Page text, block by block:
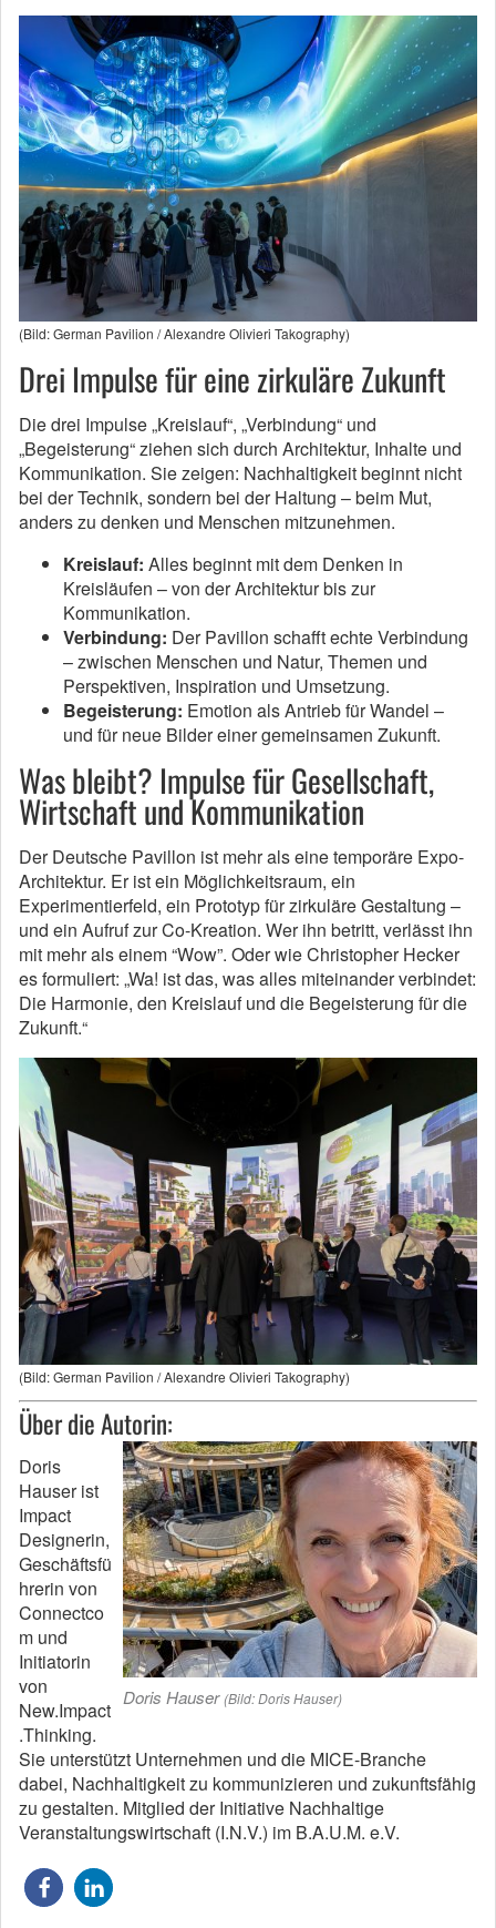
(Bild: German Pavilion / Alexandre Olivieri Takography)
Drei Impulse für eine zirkuläre Zukunft
Die drei Impulse „Kreislauf“, „Verbindung“ und
„Begeisterung“ ziehen sich durch Architektur, Inhalte und
Kommunikation. Sie zeigen: Nachhaltigkeit beginnt nicht
bei der Technik, sondern bei der Haltung – beim Mut,
anders zu denken und Menschen mitzunehmen.
Kreislauf: Alles beginnt mit dem Denken in
Kreisläufen – von der Architektur bis zur
Kommunikation.
Verbindung: Der Pavillon schafft echte Verbindung
– zwischen Menschen und Natur, Themen und
Perspektiven, Inspiration und Umsetzung.
Begeisterung: Emotion als Antrieb für Wandel –
und für neue Bilder einer gemeinsamen Zukunft.
Was bleibt? Impulse für Gesellschaft,
Wirtschaft und Kommunikation
Der Deutsche Pavillon ist mehr als eine temporäre Expo-
Architektur. Er ist ein Möglichkeitsraum, ein
Experimentierfeld, ein Prototyp für zirkuläre Gestaltung –
und ein Aufruf zur Co-Kreation. Wer ihn betritt, verlässt ihn
mit mehr als einem “Wow”. Oder wie Christopher Hecker
es formuliert: „Wa! ist das, was alles miteinander verbindet:
Die Harmonie, den Kreislauf und die Begeisterung für die
Zukunft.“
(Bild: German Pavilion / Alexandre Olivieri Takography)
Über die Autorin:
Doris Hauser (Bild: Doris Hauser)
Doris
Hauser ist
Impact
Designerin,
Geschäftsfü
hrerin von
Connectco
m und
Initiatorin
von
New.Impact
.Thinking.
Sie unterstützt Unternehmen und die MICE-Branche
dabei, Nachhaltigkeit zu kommunizieren und zukunftsfähig
zu gestalten. Mitglied der Initiative Nachhaltige
Veranstaltungswirtschaft (I.N.V.) im B.A.U.M. e.V.